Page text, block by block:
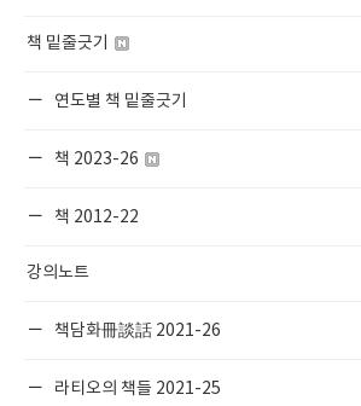
책 밑줄긋기
연도별 책 밑줄긋기
책 2023-26
책 2012-22
강의노트
책담화冊談話 2021-26
라티오의 책들 2021-25